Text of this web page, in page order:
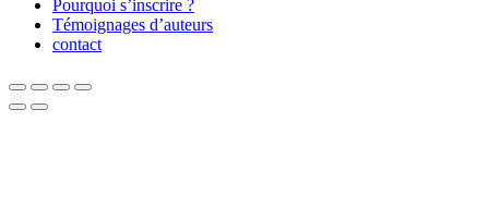
Pourquoi s’inscrire ?
Témoignages d’auteurs
contact